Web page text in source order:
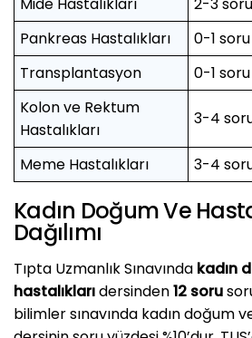
Mide Hastalıkları
2-3 soru
Pankreas Hastalıkları
0-1 soru
Transplantasyon
0-1 soru
Kolon ve Rektum
Hastalıkları
3-4
Meme Hastalıkları 3-4
Kadın Doğum Ve
Dağılımı
Tıpta Uzmanlık Sınavında kadın
hastalıklarıdersinden12 soru
bilimler sınavında kadın doğum